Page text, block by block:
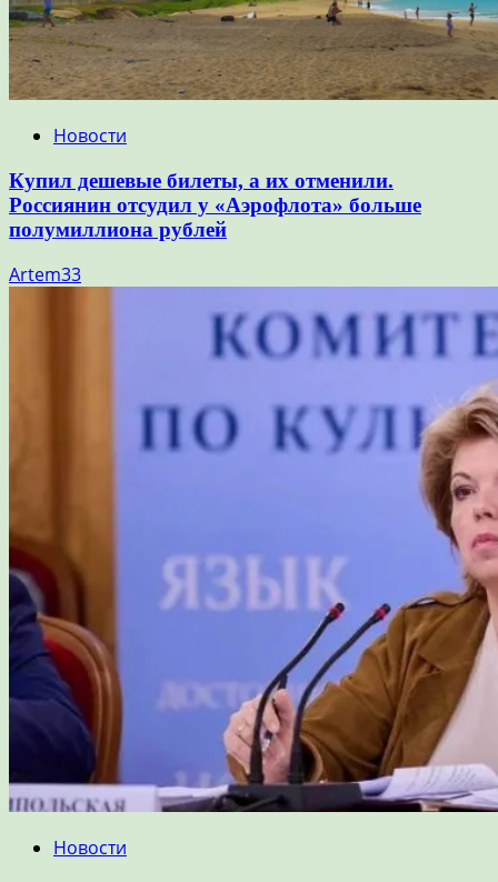
Новости
Купил дешевые билеты, а их отменили.
Россиянин отсудил у «Аэрофлота» больше
полумиллиона рублей
Artem33
Новости